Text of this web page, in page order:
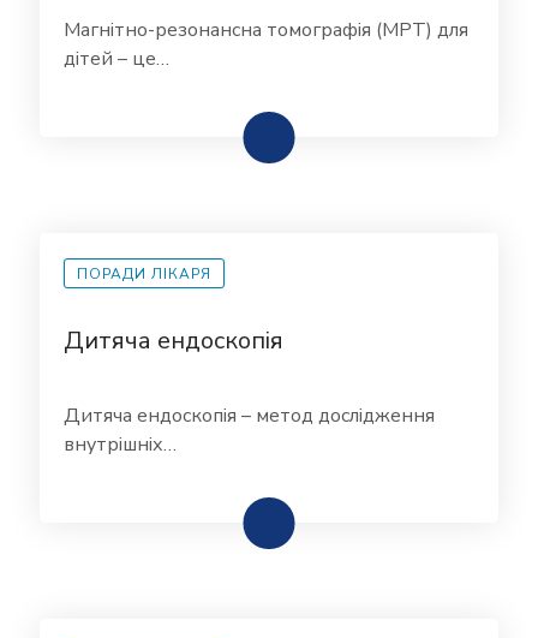
Магнітно-резонансна томографія (МРТ) для
дітей – це…
ПОРАДИ ЛІКАРЯ
Дитяча ендоскопія
Дитяча ендоскопія – метод дослідження
внутрішніх…